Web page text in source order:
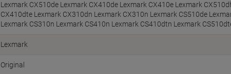
Lexmark CX510de Lexmark CX410de Lexmark CX410e Lexmark
CX410dte Lexmark CX310dn Lexmark CX310n Lexmark CS510de
Lexmark CS310n Lexmark CS410n Lexmark CS410dtn Lexmark
Lexmark
Original